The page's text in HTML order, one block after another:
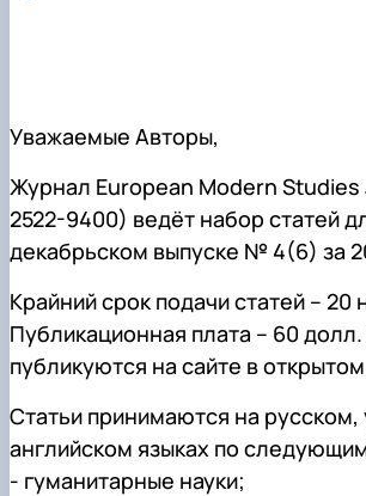
Уважаемые Авторы,
Журнал European Modern Studies
2522-9400) ведёт набор статей
декабрьском выпуске № 4(6) за
Крайний срок подачи статей – 20
Публикационная плата – 60
публикуются на сайте в
Статьи принимаются на русском,
английском языках по
- гуманитарные науки;